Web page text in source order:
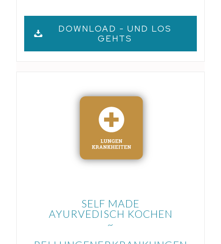
DOWNLOAD - UND LOS
GEHTS
SELF MADE
AYURVEDISCH KOCHEN
~